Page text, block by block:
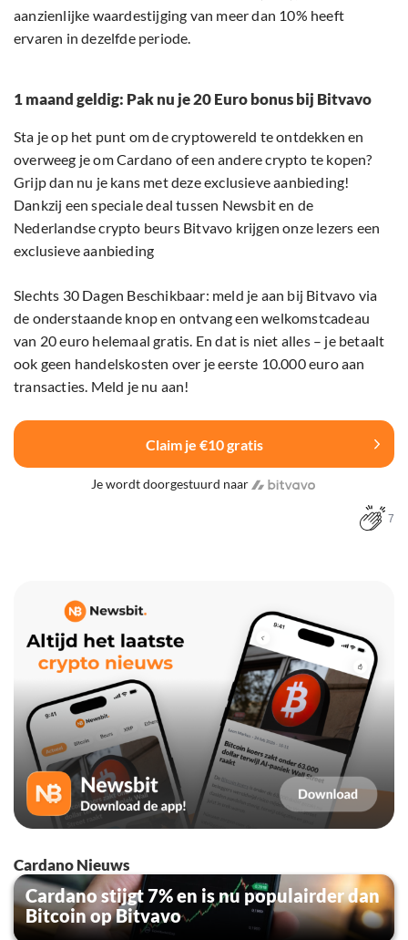
aanzienlijke waardestijging van meer dan 10% heeft
ervaren in dezelfde periode.
1 maand geldig: Pak nu je 20 Euro bonus bij Bitvavo
Sta je op het punt om de cryptowereld te ontdekken en
overweeg je om Cardano of een andere crypto te kopen?
Grijp dan nu je kans met deze exclusieve aanbieding!
Dankzij een speciale deal tussen Newsbit en de
Nederlandse crypto beurs Bitvavo krijgen onze lezers een
exclusieve aanbieding
Slechts 30 Dagen Beschikbaar: meld je aan bij Bitvavo via
de onderstaande knop en ontvang een welkomstcadeau
van 20 euro helemaal gratis. En dat is niet alles – je betaalt
ook geen handelskosten over je eerste 10.000 euro aan
transacties. Meld je nu aan!
Claim je €10 gratis
Je wordt doorgestuurd naar
7
Cardano Nieuws
Cardano stijgt 7% en is nu populairder dan
Bitcoin op Bitvavo